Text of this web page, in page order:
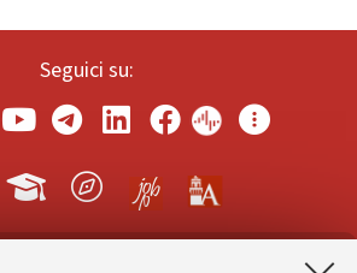
Seguici su: